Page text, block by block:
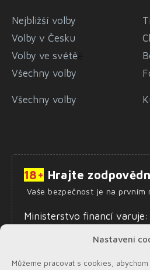
Nastavení
Můžeme pracovat s cookies,
Nejbližší volby
Volby v Česku
Volby ve světě
Všechny volby
Všechny volby
18+ Hrajte
Vaše bezpečnost je na prvním
Ministerstvo financí
osob mladších 18 let na
Informace o zodpovědném